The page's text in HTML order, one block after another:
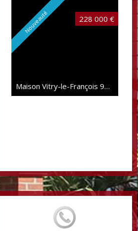
Nouveauté 228 000 €
Maison Vitry-le-François 97 m²
Maison individuelle Vitry-le-François